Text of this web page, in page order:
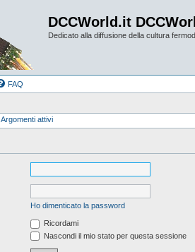
DCCWorld.it
Dedicato alla diffusione della cultura
FAQ
Argomenti attivi
Ho dimenticato la password
Ricordami
Nascondi il mio stato per questa sessione